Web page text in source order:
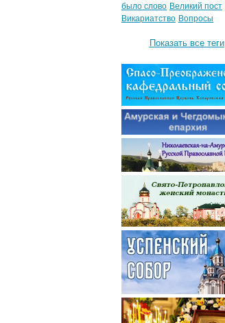
было слово Великий пост
Викариатство Вопросы
Показать все теги